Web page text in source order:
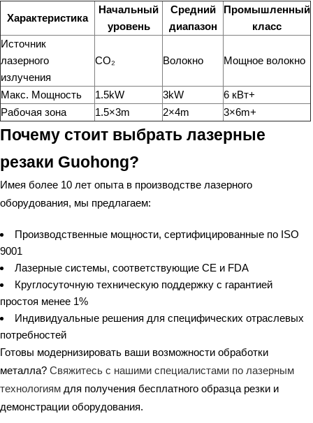
Характеристика
Начальный
уровень
Средний
диапазон
Промышленный
класс
Источник
лазерного
излучения
CO₂ Волокно Мощное волокно
Макс. Мощность 1.5kW 3kW
6 кВт+
Рабочая зона
1.5×3m 2×4m 3×6m+
Почему стоит выбрать лазерные
резаки Guohong?
Имея более 10 лет опыта в производстве лазерного
оборудования, мы предлагаем:
Производственные мощности, сертифицированные по ISO
9001
Лазерные системы, соответствующие CE и FDA
Круглосуточную техническую поддержку с гарантией
простоя менее 1%
Индивидуальные решения для специфических отраслевых
потребностей
Готовы модернизировать ваши возможности обработки
металла? Свяжитесь с нашими специалистами по лазерным
технологиям для получения бесплатного образца резки и
демонстрации оборудования.